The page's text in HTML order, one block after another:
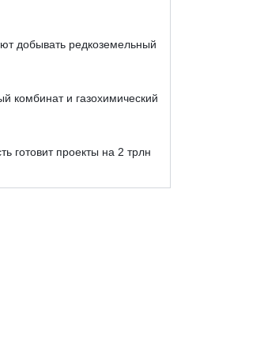
добывать редкоземельный
комбинат и газохимический
готовит проекты на 2 трлн